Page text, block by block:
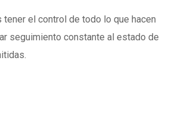
tener el control de todo lo que hacen
seguimiento constante al estado de